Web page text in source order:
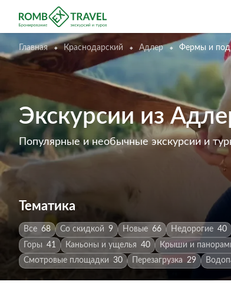
Главная Краснодарский Адлер Фермы и
Экскурсии из
Популярные и необычные экскурсии и
Тематика
Все 68 Со скидкой 9 Новые 66 Недорогие 40
Горы 41 Каньоны и ущелья 40 Крыши и
Смотровые площадки 30 Перезагрузка 29